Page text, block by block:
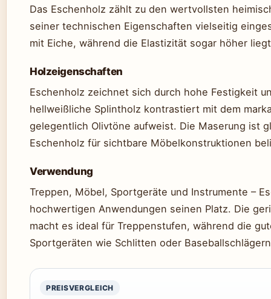
Das Eschenholz zählt zu den wertvollsten
seiner technischen Eigenschaften vielseitig
mit Eiche, während die Elastizität sogar höher
Holzeigenschaften
Eschenholz zeichnet sich durch hohe Festigkeit
hellweißliche Splintholz kontrastiert mit dem
gelegentlich Olivtöne aufweist. Die Maserung ist
Eschenholz für sichtbare Möbelkonstruktionen
Verwendung
Treppen, Möbel, Sportgeräte und Instrumente –
hochwertigen Anwendungen seinen Platz. Die
macht es ideal für Treppenstufen, während die
Sportgeräten wie Schlitten oder
PREISVERGLEICH